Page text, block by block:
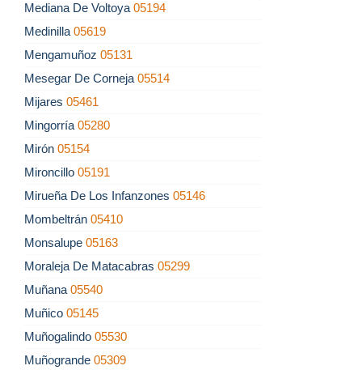
Mediana De Voltoya 05194
Medinilla 05619
Mengamuñoz 05131
Mesegar De Corneja 05514
Mijares 05461
Mingorría 05280
Mirón 05154
Mironcillo 05191
Mirueña De Los Infanzones 05146
Mombeltrán 05410
Monsalupe 05163
Moraleja De Matacabras 05299
Muñana 05540
Muñico 05145
Muñogalindo 05530
Muñogrande 05309